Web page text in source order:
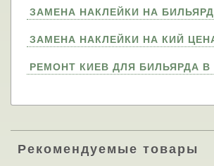
ЗАМЕНА НАКЛЕЙКИ НА
ЗАМЕНА НАКЛЕЙКИ НА КИЙ
РЕМОНТ КИЕВ ДЛЯ БИЛЬЯРДА
Рекомендуемые товары